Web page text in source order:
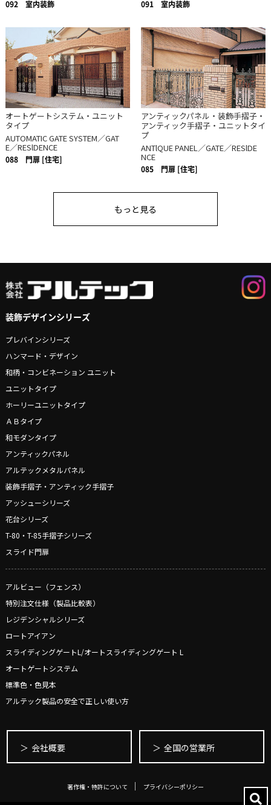
092 室内装飾 091 室内装飾
オートゲートシステム・ユニット
タイプ
AUTOMATIC GATE SYSTEM／GAT
E／RESlDENCE
088 門扉 [住宅]
アンティックパネル・装飾手摺子・
アンティック手摺子・ユニットタイ
プ
ANTlQUE PANEL／GATE／RESlDE
NCE
085 門扉 [住宅]
もっと見る
装飾デザインシリーズ
プレバインシリーズ
ハンマード・デザイン
和柄・コンビネーション ユニット
ユニットタイプ
ホーリーユニットタイプ
ＡＢタイプ
和モダンタイプ
アンティックパネル
アルテックメタルパネル
装飾手摺子・アンティック手摺子
アッシューシリーズ
花台シリーズ
T-80・T-85手摺子シリーズ
スライド門扉
アルビュー（フェンス）
特別注文仕様（製品比較表）
レジデンシャルシリーズ
ロートアイアン
スライディングゲートL/オートスライディングゲート L
オートゲートシステム
標準色・色見本
アルテック製品の安全で正しい使い方
会社概要 全国の営業所
著作権・特許について プライバシーポリシー